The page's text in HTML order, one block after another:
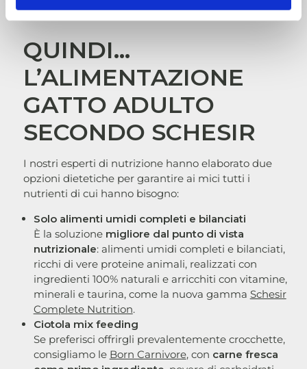
QUINDI...
L’ALIMENTAZIONE
GATTO ADULTO
SECONDO SCHESIR
I nostri esperti di nutrizione hanno elaborato due
opzioni dietetiche per garantire ai mici tutti i
nutrienti di cui hanno bisogno:
Solo alimenti umidi completi e bilanciati
È la soluzione migliore dal punto di vista
nutrizionale: alimenti umidi completi e bilanciati,
ricchi di vere proteine animali, realizzati con
ingredienti 100% naturali e arricchiti con vitamine,
minerali e taurina, come la nuova gamma Schesir
Complete Nutrition.
Ciotola mix feeding
Se preferisci offrirgli prevalentemente crocchette,
consigliamo le Born Carnivore, con carne fresca